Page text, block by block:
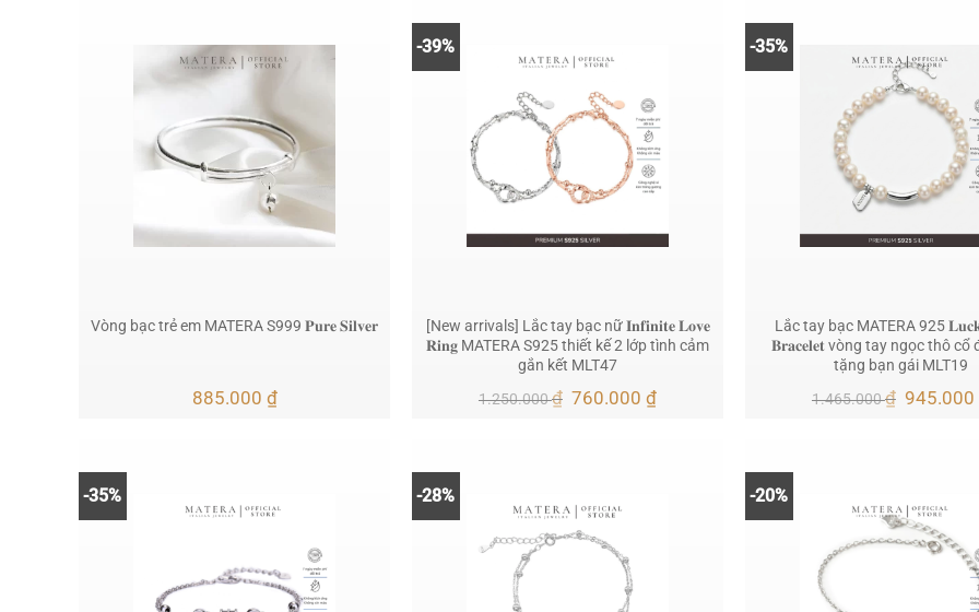
Vòng bạc trẻ em MATERA S999 𝐏𝐮𝐫𝐞 𝐒𝐢𝐥𝐯𝐞𝐫
885.000 ₫
-39%
[New arrivals] Lắc tay bạc nữ 𝐈𝐧𝐟𝐢𝐧𝐢𝐭𝐞 𝐋𝐨𝐯𝐞
𝐑𝐢𝐧𝐠 MATERA S925 thiết kế 2 lớp tình cảm
gắn kết MLT47
1.250.000₫ Giá
760.000₫Giá
760.000 ₫.
-35%
Lắc tay bạc MATERA 925
𝐁𝐫𝐚𝐜𝐞𝐥𝐞𝐭 vòng tay ngọc thô cổ
tặng bạn gái MLT19
1.465.000₫ Giá
945.000
-35% -28% -20%